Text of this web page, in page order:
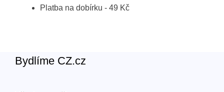
Platba na dobírku - 49 Kč
Bydlíme CZ.cz